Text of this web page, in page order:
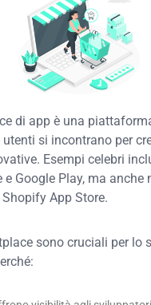
di app è una
si incontrano per
Esempi celebri
e Google Play, ma anche
App Store.
sono cruciali per lo